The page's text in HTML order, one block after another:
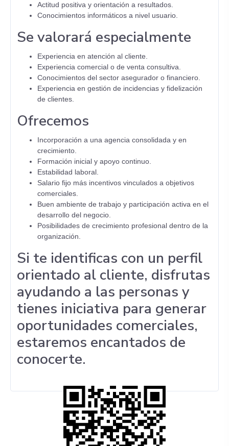
Actitud positiva y orientación a resultados.
Conocimientos informáticos a nivel usuario.
Se valorará especialmente
Experiencia en atención al cliente.
Experiencia comercial o de venta consultiva.
Conocimientos del sector asegurador o financiero.
Experiencia en gestión de incidencias y fidelización
de clientes.
Ofrecemos
Incorporación a una agencia consolidada y en
crecimiento.
Formación inicial y apoyo continuo.
Estabilidad laboral.
Salario fijo más incentivos vinculados a objetivos
comerciales.
Buen ambiente de trabajo y participación activa en el
desarrollo del negocio.
Posibilidades de crecimiento profesional dentro de la
organización.
Si te identificas con un perfil
orientado al cliente, disfrutas
ayudando a las personas y
tienes iniciativa para generar
oportunidades comerciales,
estaremos encantados de
conocerte.